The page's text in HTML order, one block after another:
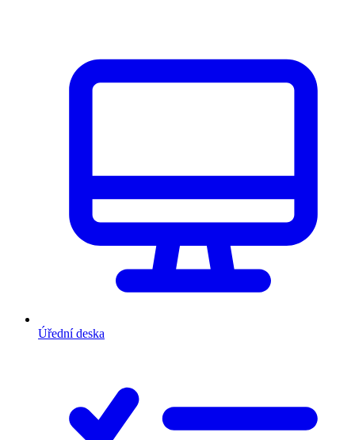
Úřední deska